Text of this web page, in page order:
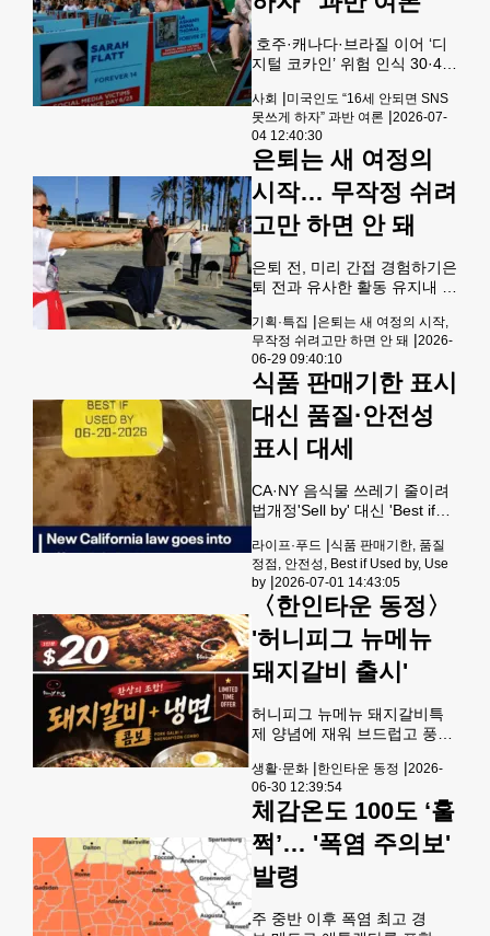
됐다. 이번 변경으로 외환시장
거래 시간이 월요일 오전 6시
부터 토요일 오전 6시로 대폭
확대되면서 주말과 1월 1일을
제외하고 사실상 24시간 원화
거래가 가능해졌다. 미국 달러
화를 제외한 다른 통화의 거래
시간은 현행대로 유지된
호주·캐나다·브라질 이어 ‘디
지털 코카인’ 위험 인식 30·40
계없이 ‘규제하라’ 한목소
리 미국인 과반이 16세 미만
미성년자에 대한 소셜미디어
(SNS) 사용 금지를 지지한다
는 여론조사 결과가 나왔다.3
일 미국 조사전문기관 퓨리서
치센터의 최근 설문조사 결과
에 따르면 미국인 56%는 16세
미만 아동의 SNS 사용 금지를
지지한다고 답했으며 21%는
사용 금지를 반대한다고 말했
다. 응답자의 23%는 아직 이
문제에 대해 확신이 없다고 응
답했다.미국인 9천750명을 대
상으로 한 이번 조사에서
사회 |미국인도 “16세 안되면 SNS
못쓰게 하자” 과반 여론 |2026-07-
04 12:40:30
은퇴는 새 여정의
시작… 무작정 쉬려
고만 하면 안 돼
은퇴 전, 미리 간접 경험하기은
퇴 전과 유사한 활동 유지내 가
로 인지 기능 자극 은퇴 후를
어떻게 보내느냐에 따라 노년
삶의 만족도가 크게 달라진다.
은퇴 이후에도 의미와 목적을
유지하는 것이 새로운 인생 단
계에 잘 적응하기 위해 매우 중
요하다. [로이터] 은퇴는 많은
사람들에게 장기 휴가처럼 느
껴질 수 있지만, 이 시기를 어
떻게 보내느냐에 따라 노년 삶
의 만족도가 크게 달라진다. 전
문가들은 은퇴 이후에도 의미
있는 활동과 삶의 목적을 유지
하는 것이 새로운 인생 단계에
적응하는 데 중요하다고
기획·특집 |은퇴는 새 여정의 시작,
무작정 쉬려고만 하면 안 돼 |2026-
06-29 09:40:10
식품 판매기한 표시
대신 품질·안전성
표시 대세
CA·NY 음식물 쓰레기 줄이려
법개정'Sell by' 대신 'Best if
주 어바인에 거주하는 셰프이
자 요리 강사인 킴벌리 카우센
의 가정에서는 우유의 ‘판매 기
한(sell by)’ 날짜를 두고 가족
간 의견이 분분하다. 딸은 날짜
가 지나면 무조건 버려야 한다
고 생각하지만, 남편은 며칠 더
마셔도 괜찮다는 입장이다. 카
우센의 주방에서 벌어지는 이
러한 논쟁은 캘리포니아를 비
롯한 미 전역의 가정에서 반복
되고 있다. 식품 포장에 제각각
인 문구들이 표기되면서, 소비
자들이 해당 식품이 단순히
라이프·푸드 |식품 판매기한, 품질
정점, 안전성, Best if Used by, Use
by |2026-07-01 14:43:05
〈한인타운 동정〉
'허니피그 뉴메뉴
돼지갈비 출시'
허니피그 뉴메뉴 돼지갈비특
제 양념에 재워 브드럽고 풍부
1인분 20달러, 환상의 조합 돼
지갈비+냉면 콤보28달러에 7
월 15일까지 제공한다. 오전
11시-오후 3시 갈비탕을
10.99에 제공한다. 바디프렌드
독립기념일 프로모션글로벌
No.1 마사지체어 바디프렌드
가 6월 27일-7월 12일 독립기
념일 프로모션을 진행한다.헬
생활·문화 |한인타운 동정 |2026-
06-30 12:39:54
체감온도 100도 ‘훌
쩍’… '폭염 주의보'
발령
주 중반 이후 폭염 최고 경